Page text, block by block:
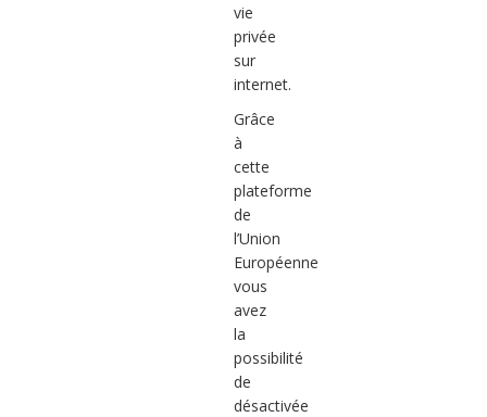
vie
privée
sur
internet.
Grâce
à
cette
plateforme
de
l’Union
Européenne
vous
avez
la
possibilité
de
désactivée